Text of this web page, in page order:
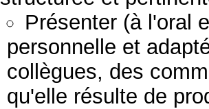
Présenter (à l'oral
personnelle et
collègues, des
qu'elle résulte de